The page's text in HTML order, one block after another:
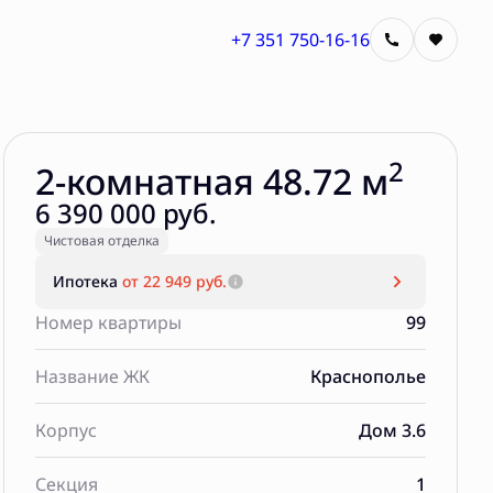
+7 351 750-16-16
Забронировать
2-комнатная 48.72 м2
6 390 000 руб.
Чистовая отделка
Ипотека от 22 949 руб.
Номер квартиры 99
Название ЖК Краснополье
Корпус Дом 3.6
Секция 1